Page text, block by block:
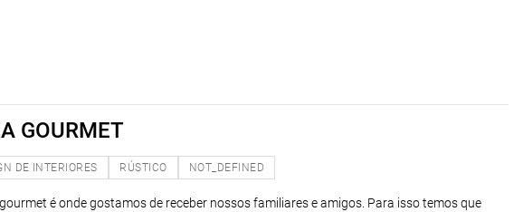
GOURMET
DE INTERIORES RÚSTICO NOT_DEFINED
é onde gostamos de receber nossos familiares e amigos. Para isso temos que